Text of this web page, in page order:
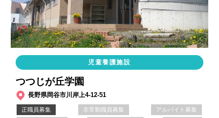
児童養護施設
つつじが丘学園
長野県岡谷市川岸上4-12-51
正職員募集 非常勤職員募集
アルバイト募集